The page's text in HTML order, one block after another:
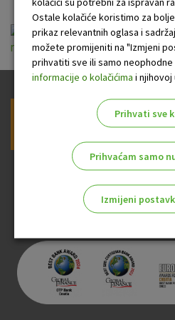
Obrazac
maloljetnika.pdf
Prijava na newsletter OTP
Ostale kolačiće koristimo za
prikaz relevantnih oglasa i
možete promijeniti na "Izmjeni
prihvatiti sve ili samo neophodne
informacije o kolačićima i
Prihvati sve
Prihvaćam samo
Izmijeni